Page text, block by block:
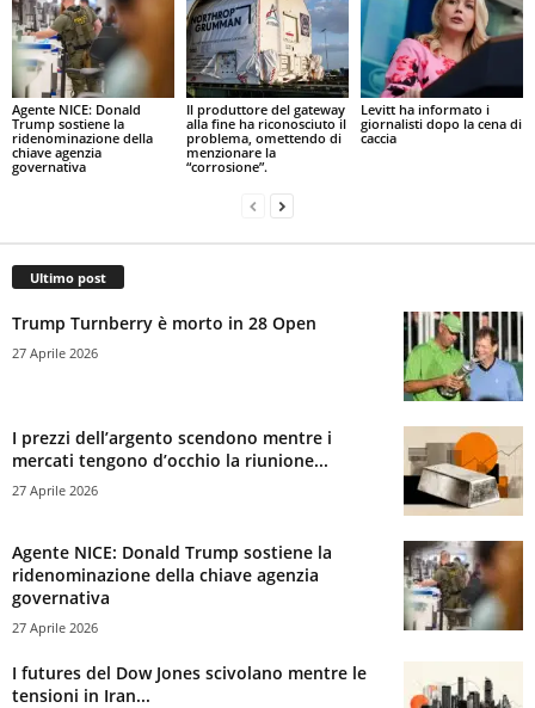
Agente NICE: Donald
Trump sostiene la
ridenominazione della
chiave agenzia
governativa
Il produttore del gateway
alla fine ha riconosciuto il
problema, omettendo di
menzionare la
“corrosione”.
Levitt ha informato i
giornalisti dopo la cena di
caccia
Ultimo post
Trump Turnberry è morto in 28 Open
27 Aprile 2026
I prezzi dell’argento scendono mentre i
mercati tengono d’occhio la riunione...
27 Aprile 2026
Agente NICE: Donald Trump sostiene la
ridenominazione della chiave agenzia
governativa
27 Aprile 2026
I futures del Dow Jones scivolano mentre le
tensioni in Iran...